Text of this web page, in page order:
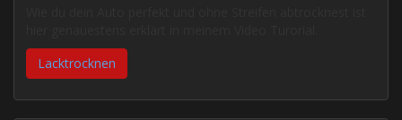
Lacktrocknen